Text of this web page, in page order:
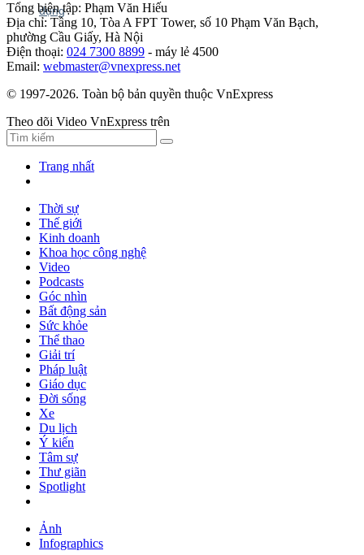
Tổng biên tập: Phạm Văn Hiếu
Địa chỉ: Tầng 10, Tòa A FPT Tower, số 10 Phạm Văn Bạch,
phường Cầu Giấy, Hà Nội
Điện thoại: 024 7300 8899 - máy lẻ 4500
Email: webmaster@vnexpress.net
© 1997-2026. Toàn bộ bản quyền thuộc VnExpress
Theo dõi Video VnExpress trên
Trang nhất
Thời sự
Thế giới
Kinh doanh
Khoa học công nghệ
Video
Podcasts
Góc nhìn
Bất động sản
Sức khỏe
Thể thao
Giải trí
Pháp luật
Giáo dục
Đời sống
Xe
Du lịch
Ý kiến
Tâm sự
Thư giãn
Spotlight
Ảnh
Infographics